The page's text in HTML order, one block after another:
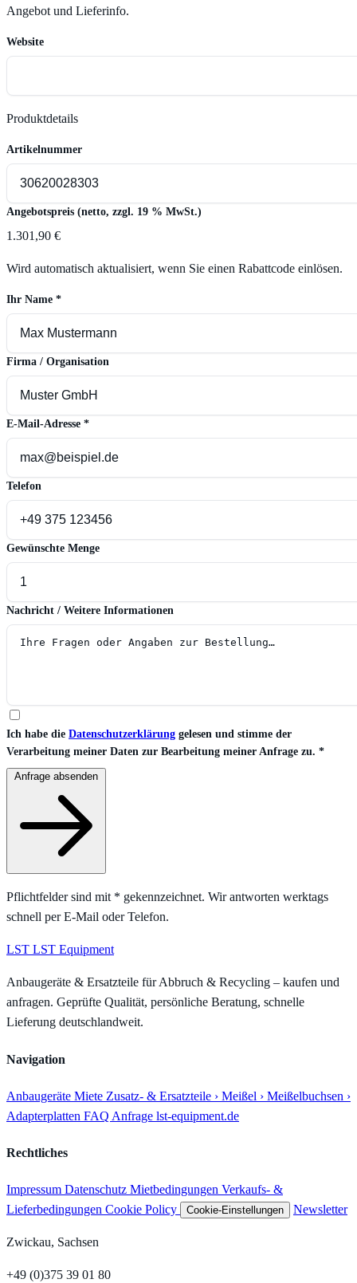
Angebot und Lieferinfo.
Website
Produktdetails
Artikelnummer
Angebotspreis (netto, zzgl. 19 % MwSt.)
1.301,90 €
Wird automatisch aktualisiert, wenn Sie einen Rabattcode einlösen.
Ihr Name *
Firma / Organisation
E-Mail-Adresse *
Telefon
Gewünschte Menge
Nachricht / Weitere Informationen
Ich habe die Datenschutzerklärung gelesen und stimme der
Verarbeitung meiner Daten zur Bearbeitung meiner Anfrage zu. *
Pflichtfelder sind mit * gekennzeichnet. Wir antworten werktags
schnell per E-Mail oder Telefon.
LST LST Equipment
Anbaugeräte & Ersatzteile für Abbruch & Recycling – kaufen und
anfragen. Geprüfte Qualität, persönliche Beratung, schnelle
Lieferung deutschlandweit.
Navigation
Anbaugeräte Miete Zusatz- & Ersatzteile › Meißel › Meißelbuchsen ›
Adapterplatten FAQ Anfrage lst-equipment.de
Rechtliches
Impressum Datenschutz Mietbedingungen Verkaufs- &
Lieferbedingungen Cookie Policy Cookie-Einstellungen Newsletter
Zwickau, Sachsen
+49 (0)375 39 01 80